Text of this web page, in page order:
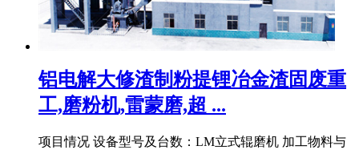
铝电解大修渣制粉提锂冶金渣固废重
工,磨粉机,雷蒙磨,超 ...
项目情况 设备型号及台数：LM立式辊磨机 加工物料与